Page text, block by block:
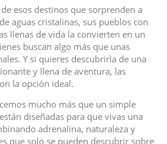
esos destinos que sorprenden a
aguas cristalinas, sus pueblos con
llenas de vida la convierten en un
buscan algo más que unas
Y si quieres descubrirla de una
y llena de aventura, las
la opción ideal.
mucho más que un simple
diseñadas para que vivas una
adrenalina, naturaleza y
que solo se pueden descubrir sobre